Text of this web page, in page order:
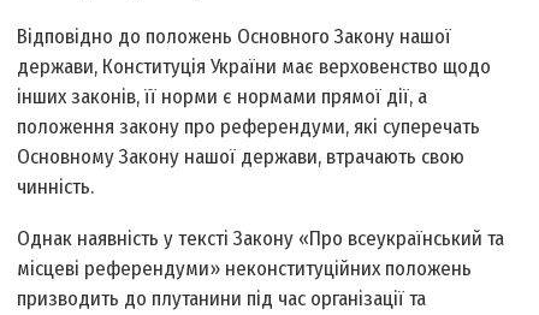
Відповідно до положень Основного Закону нашої
держави, Конституція України має верховенство щодо
інших законів, її норми є нормами прямої дії, а
положення закону про референдуми, які суперечать
Основному Закону нашої держави, втрачають свою
чинність.
Однак наявність у тексті Закону «Про всеукраїнський та
місцеві референдуми» неконституційних положень
призводить до плутанини під час організації та